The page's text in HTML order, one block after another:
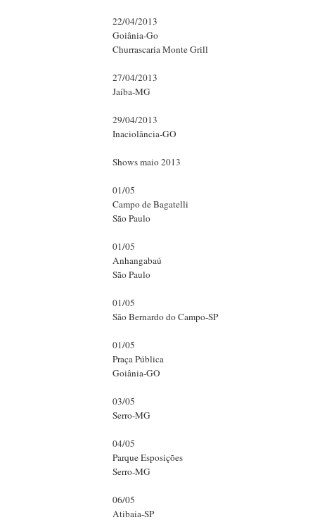
22/04/2013
Goiânia-Go
Churrascaria Monte Grill
27/04/2013
Jaíba-MG
29/04/2013
Inaciolância-GO
Shows maio 2013
01/05
Campo de Bagatelli
São Paulo
01/05
Anhangabaú
São Paulo
01/05
São Bernardo do Campo-SP
01/05
Praça Pública
Goiânia-GO
03/05
Serro-MG
04/05
Parque Esposições
Serro-MG
06/05
Atibaia-SP